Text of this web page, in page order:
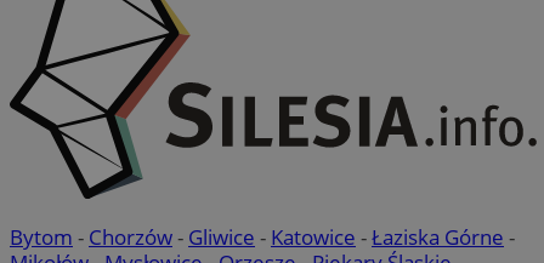
Bytom - Chorzów- Gliwice - Katowice -Łaziska Górne -